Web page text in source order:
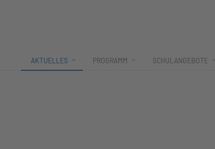
AKTUELLES PROGRAMM SCHULANGEBOTE